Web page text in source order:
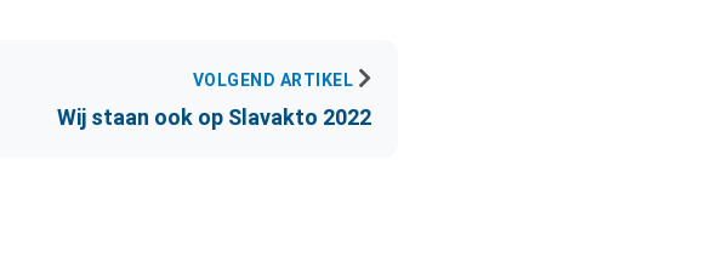
VOLGEND ARTIKEL
Wij staan ook op Slavakto 2022